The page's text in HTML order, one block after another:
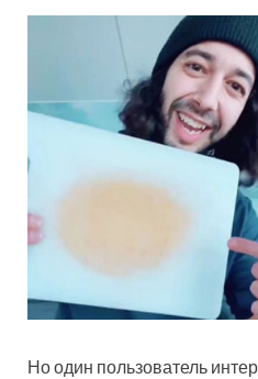
Но один пользователь